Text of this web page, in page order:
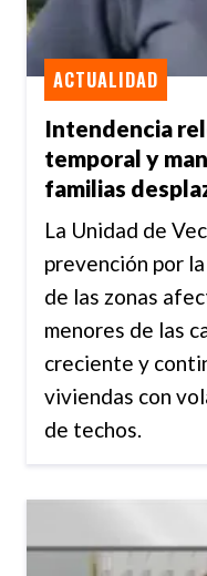
Intendencia
temporal y
familias
ACTUALIDAD
La Unidad de
prevención por
de las zonas
menores de las
creciente y
viviendas con
de techos.